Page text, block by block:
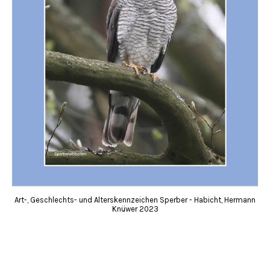
Art-, Geschlechts- und Alterskennzeichen Sperber - Habicht, Hermann
Knüwer 2023